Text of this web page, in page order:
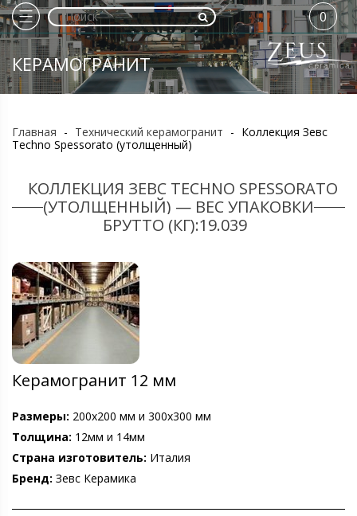
КЕРАМОГРАНИТ
0
Главная - Технический керамогранит - Коллекция Зевс
Techno Spessorato (утолщенный)
КОЛЛЕКЦИЯ ЗЕВС TECHNO SPESSORATO
(УТОЛЩЕННЫЙ) — ВЕС УПАКОВКИ
БРУТТО (КГ):19.039
Керамогранит 12 мм
Размеры: 200х200 мм и 300х300 мм
Толщина: 12мм и 14мм
Страна изготовитель: Италия
Бренд: Зевс Керамика